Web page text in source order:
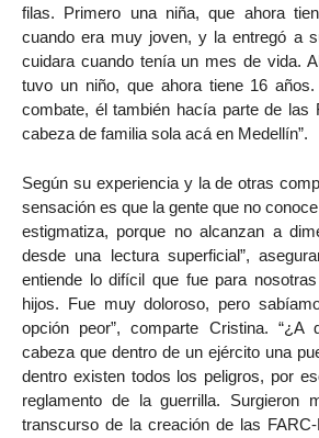
filas. Primero una niña, que ahora
cuando era muy joven, y la entregó a
cuidara cuando tenía un mes de vida.
tuvo un niño, que ahora tiene 16
combate, él también hacía parte de las
cabeza de familia sola acá en Medellín”.
Según su experiencia y la de otras
sensación es que la gente que no
estigmatiza, porque no alcanzan a
desde una lectura superficial”,
entiende lo difícil que fue para
hijos. Fue muy doloroso, pero
opción peor”, comparte Cristina.
cabeza que dentro de un ejército una
dentro existen todos los peligros, por
reglamento de la guerrilla. Surgieron
transcurso de la creación de las